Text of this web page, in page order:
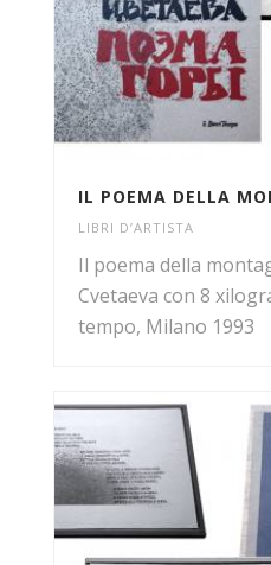
IL POEMA DELLA
LIBRI D’ARTISTA
Il poema della
Cvetaeva con 8
tempo, Milano 1993